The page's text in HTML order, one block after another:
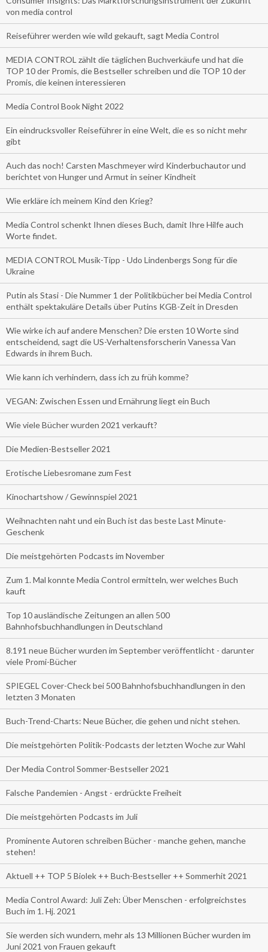
von media control
Reiseführer werden wie wild gekauft, sagt Media Control
MEDIA CONTROL zählt die täglichen Buchverkäufe und hat die
TOP 10 der Promis, die Bestseller schreiben und die TOP 10 der
Promis, die keinen interessieren
Media Control Book Night 2022
Ein eindrucksvoller Reiseführer in eine Welt, die es so nicht mehr
gibt
Auch das noch! Carsten Maschmeyer wird Kinderbuchautor und
berichtet von Hunger und Armut in seiner Kindheit
Wie erkläre ich meinem Kind den Krieg?
Media Control schenkt Ihnen dieses Buch, damit Ihre Hilfe auch
Worte findet.
MEDIA CONTROL Musik-Tipp - Udo Lindenbergs Song für die
Ukraine
Putin als Stasi - Die Nummer 1 der Politikbücher bei Media Control
enthält spektakuläre Details über Putins KGB-Zeit in Dresden
Wie wirke ich auf andere Menschen? Die ersten 10 Worte sind
entscheidend, sagt die US-Verhaltensforscherin Vanessa Van
Edwards in ihrem Buch.
Wie kann ich verhindern, dass ich zu früh komme?
VEGAN: Zwischen Essen und Ernährung liegt ein Buch
Wie viele Bücher wurden 2021 verkauft?
Die Medien-Bestseller 2021
Erotische Liebesromane zum Fest
Kinochartshow / Gewinnspiel 2021
Weihnachten naht und ein Buch ist das beste Last Minute-
Geschenk
Die meistgehörten Podcasts im November
Zum 1. Mal konnte Media Control ermitteln, wer welches Buch
kauft
Top 10 ausländische Zeitungen an allen 500
Bahnhofsbuchhandlungen in Deutschland
8.191 neue Bücher wurden im September veröffentlicht - darunter
viele Promi-Bücher
SPIEGEL Cover-Check bei 500 Bahnhofsbuchhandlungen in den
letzten 3 Monaten
Buch-Trend-Charts: Neue Bücher, die gehen und nicht stehen.
Die meistgehörten Politik-Podcasts der letzten Woche zur Wahl
Der Media Control Sommer-Bestseller 2021
Falsche Pandemien - Angst - erdrückte Freiheit
Die meistgehörten Podcasts im Juli
Prominente Autoren schreiben Bücher - manche gehen, manche
stehen!
Aktuell ++ TOP 5 Biolek ++ Buch-Bestseller ++ Sommerhit 2021
Media Control Award: Juli Zeh: Über Menschen - erfolgreichstes
Buch im 1. Hj. 2021
Sie werden sich wundern, mehr als 13 Millionen Bücher wurden im
Juni 2021 von Frauen gekauft